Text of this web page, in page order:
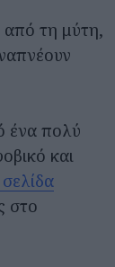
από τη μύτη,
ένα πολύ
και
στο